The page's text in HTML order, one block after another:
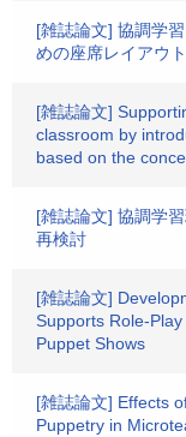
[雑誌論文] 協調学
めの座席レイアウ
[雑誌論文]
classroom by
based on the
[雑誌論文] 協調学
再検討
[雑誌論文]
Supports Role-
Puppet Shows
[雑誌論文] Effects
Puppetry in